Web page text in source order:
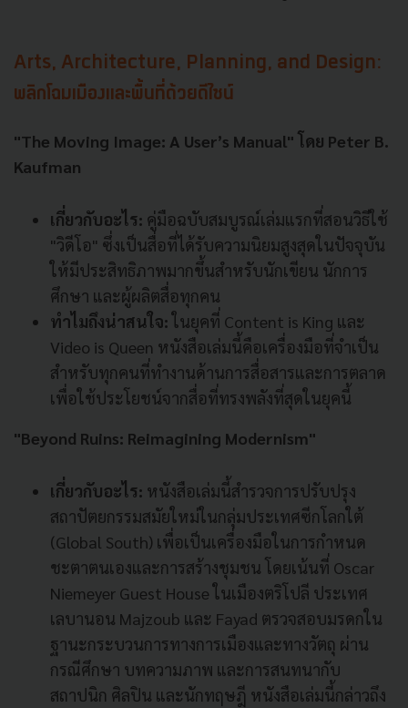
Arts, Architecture, Planning, and Design:
พลิกโฉมเมืองและพื้นที่ด้วยดีไซน์
"The Moving Image: A User’s Manual" โดย Peter B.
Kaufman
เกี่ยวกับอะไร: คู่มือฉบับสมบูรณ์เล่มแรกที่สอนวิธีใช้
"วิดีโอ" ซึ่งเป็นสื่อที่ได้รับความนิยมสูงสุดในปัจจุบัน
ให้มีประสิทธิภาพมากขึ้นสำหรับนักเขียน นักการ
ศึกษา และผู้ผลิตสื่อทุกคน
ทำไมถึงน่าสนใจ:ในยุคที่ Content is King และ
Video is Queen หนังสือเล่มนี้คือเครื่องมือที่จำเป็น
สำหรับทุกคนที่ทำงานด้านการสื่อสารและการตลาด
เพื่อใช้ประโยชน์จากสื่อที่ทรงพลังที่สุดในยุคนี้
"Beyond Ruins: Reimagining Modernism"
เกี่ยวกับอะไร: หนังสือเล่มนี้สำรวจการปรับปรุง
สถาปัตยกรรมสมัยใหม่ในกลุ่มประเทศซีกโลกใต้
(Global South) เพื่อเป็นเครื่องมือในการกำหนด
ชะตาตนเองและการสร้างชุมชน โดยเน้นที่ Oscar
Niemeyer Guest House ในเมืองตริโปลี ประเทศ
เลบานอน Majzoub และ Fayad ตรวจสอบมรดกใน
ฐานะกระบวนการทางการเมืองและทางวัตถุ ผ่าน
กรณีศึกษา บทความภาพ และการสนทนากับ
สถาปนิก ศิลปิน และนักทฤษฎี หนังสือเล่มนี้กล่าวถึง